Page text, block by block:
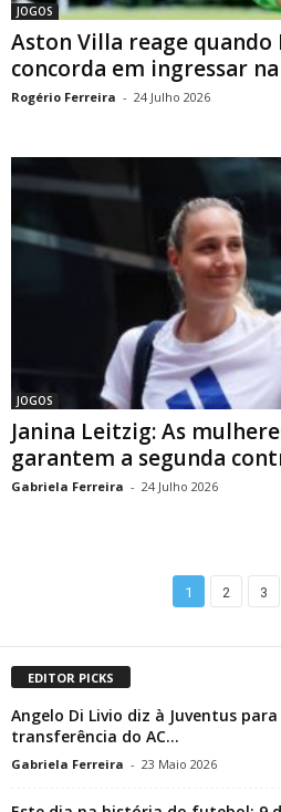
JOGOS
Aston Villa reage
concorda em ingressar
Rogério Ferreira - 24 Julho 2026
JOGOS
Janina Leitzig: As
garantem a segunda
Gabriela Ferreira - 24 Julho 2026
1 2 3
EDITOR PICKS
Angelo Di Livio diz à Juventus
transferência do AC...
Gabriela Ferreira - 23 Maio 2026